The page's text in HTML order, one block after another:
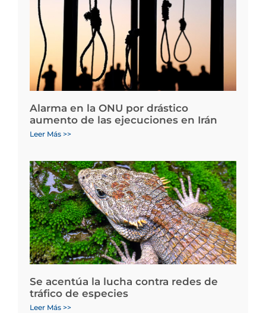
Alarma en la ONU por drástico
aumento de las ejecuciones en Irán
Leer Más >>
Se acentúa la lucha contra redes de
tráfico de especies
Leer Más >>